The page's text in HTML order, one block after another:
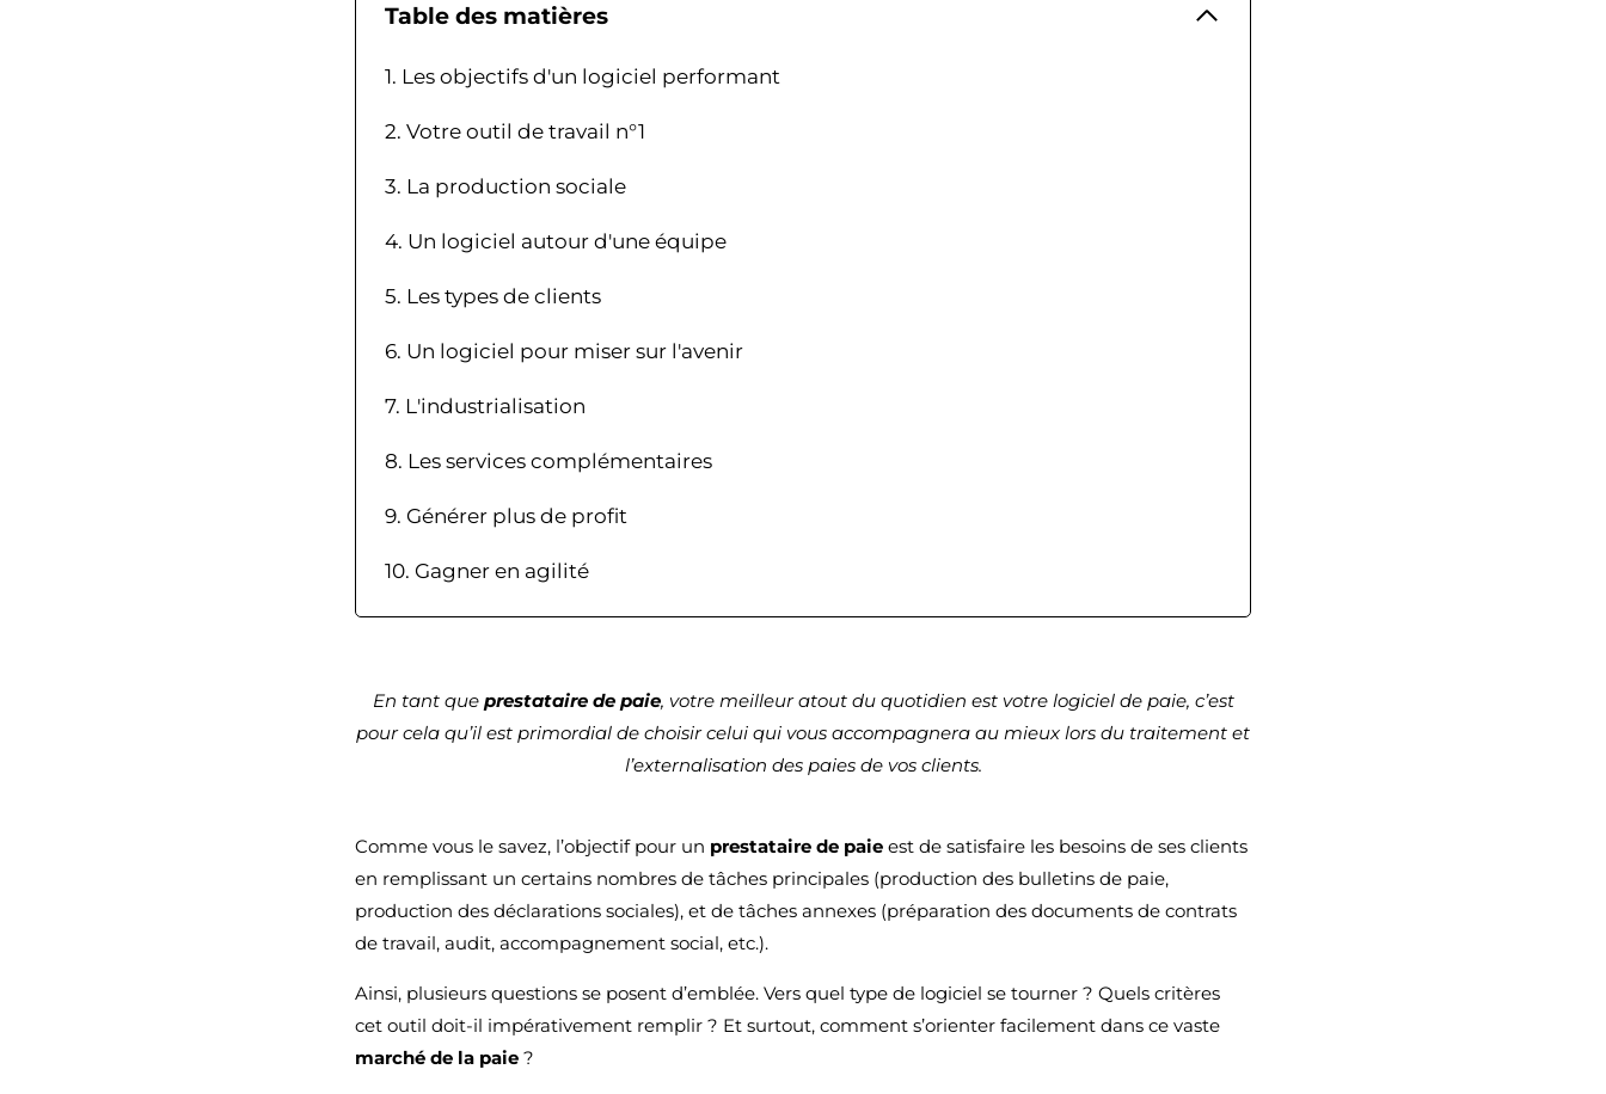
Table des matières
1. Les objectifs d'un logiciel performant
2. Votre outil de travail n°1
3. La production sociale
4. Un logiciel autour d'une équipe
5. Les types de clients
6. Un logiciel pour miser sur l'avenir
7. L'industrialisation
8. Les services complémentaires
9. Générer plus de profit
10. Gagner en agilité
En tant que prestataire de paie, votre meilleur atout du quotidien est votre logiciel de paie, c’est
pour cela qu’il est primordial de choisir celui qui vous accompagnera au mieux lors du traitement et
l’externalisation des paies de vos clients.
Comme vous le savez, l’objectif pour un prestataire de paie est de satisfaire les besoins de ses clients
en remplissant un certains nombres de tâches principales (production des bulletins de paie,
production des déclarations sociales), et de tâches annexes (préparation des documents de contrats
de travail, audit, accompagnement social, etc.).
Ainsi, plusieurs questions se posent d’emblée. Vers quel type de logiciel se tourner ? Quels critères
cet outil doit-il impérativement remplir ? Et surtout, comment s’orienter facilement dans ce vaste
marché de la paie ?